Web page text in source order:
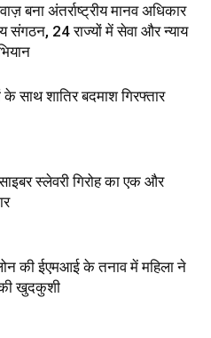
बना अंतर्राष्ट्रीय मानव अधिकार
संगठन, 24 राज्यों में सेवा और न्याय
के साथ शातिर बदमाश गिरफ्तार
स्लेवरी गिरोह का एक और
की ईएमआई के तनाव में महिला ने
खुदकुशी